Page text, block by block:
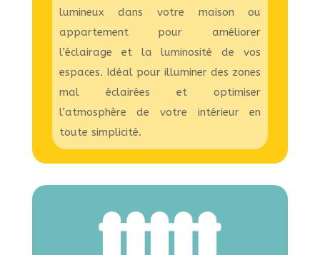
lumineux dans votre maison ou
appartement pour améliorer
l’éclairage et la luminosité de vos
espaces. Idéal pour illuminer des zones
mal éclairées et optimiser
l’atmosphère de votre intérieur en
toute simplicité.